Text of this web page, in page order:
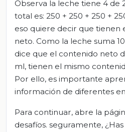
Observa la leche tiene 4 de
total es: 250 + 250 + 250 +
eso quiere decir que tienen
neto. Como la leche suma
dice que el contenido neto
ml, tienen el mismo
Por ello, es importante
información de diferentes
Para continuar, abre la
desafíos. seguramente,